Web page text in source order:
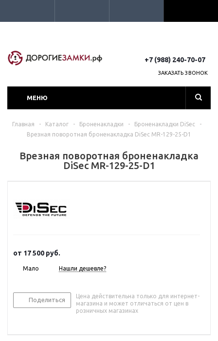
+7 (988) 240-70-07
ЗАКАЗАТЬ ЗВОНОК
МЕНЮ
Главная - Каталог - Броненакладки - Броненакладки DiSec
-
Врезная поворотная броненакладка DiSec MR-129-25-D1
Врезная поворотная броненакладка
DiSec MR-129-25-D1
от 17 500 руб.
Мало Нашли дешевле?
Поделиться
Цена действительна только для интернет-
магазина и может отличаться от цен в
розничных магазинах